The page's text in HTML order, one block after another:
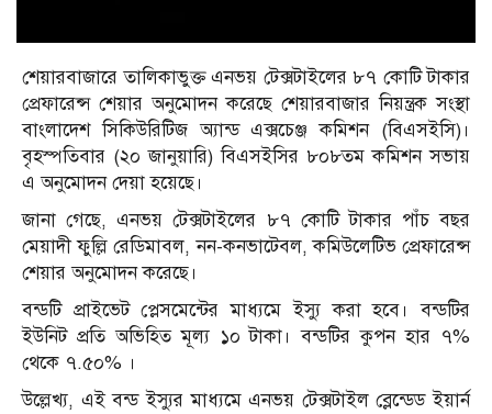
শেয়ারবাজারে তালিকাভুক্ত এনভয় টেক্সটাইলের ৮৭ কোটি টাকার
প্রেফারেন্স শেয়ার অনুমোদন করেছে শেয়ারবাজার নিয়ন্ত্রক সংস্থা
বাংলাদেশ সিকিউরিটিজ অ্যান্ড এক্সচেঞ্জ কমিশন (বিএসইসি)।
বৃহস্পতিবার (২০ জানুয়ারি) বিএসইসির ৮০৮তম কমিশন সভায়
এ অনুমোদন দেয়া হয়েছে।
জানা গেছে, এনভয় টেক্সটাইলের ৮৭ কোটি টাকার পাঁচ বছর
মেয়াদী ফুল্লি রেডিমাবল, নন-কনভাটেবল, কমিউলেটিভ প্রেফারেন্স
শেয়ার অনুমোদন করেছে।
বন্ডটি প্রাইভেট প্লেসমেন্টের মাধ্যমে ইস্যু করা হবে। বন্ডটির
ইউনিট প্রতি অভিহিত মূল্য ১০ টাকা। বন্ডটির কুপন হার ৭%
থেকে ৭.৫০% ।
উল্লেখ্য, এই বন্ড ইস্যুর মাধ্যমে এনভয় টেক্সটাইল ব্লেন্ডেড ইয়ার্ন